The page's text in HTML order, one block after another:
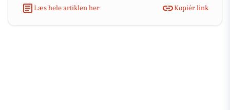
Læs hele artiklen her
Kopiér link